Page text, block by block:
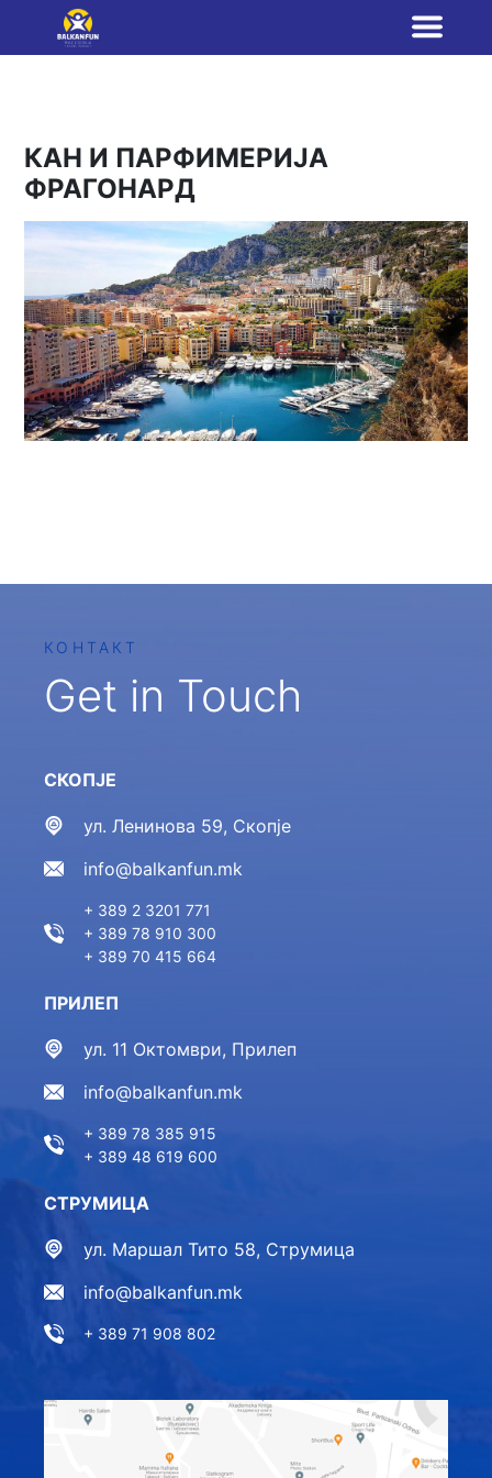
КАН И ПАРФИМЕРИЈА
ФРАГОНАРД
КОНТАКТ
Get in Touch
СКОПЈЕ
ул. Ленинова 59, Скопје
info@balkanfun.mk
+ 389 2 3201 771
+ 389 78 910 300
+ 389 70 415 664
ПРИЛЕП
ул. 11 Октомври, Прилеп
info@balkanfun.mk
+ 389 78 385 915
+ 389 48 619 600
СТРУМИЦА
ул. Маршал Тито 58, Струмица
info@balkanfun.mk
+ 389 71 908 802